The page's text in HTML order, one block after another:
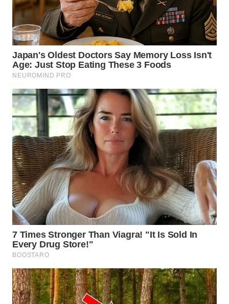
WN
PADANG
LAWAS
WN
WN
CIANJUR
WN
KEPULAUAN
SERIBU
WN
TANGERANG
WN
BINJAI
WN
CIREBON